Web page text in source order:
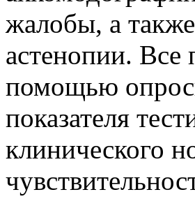
жалобы, а
астенопии. Все
помощью
показателя
клинического